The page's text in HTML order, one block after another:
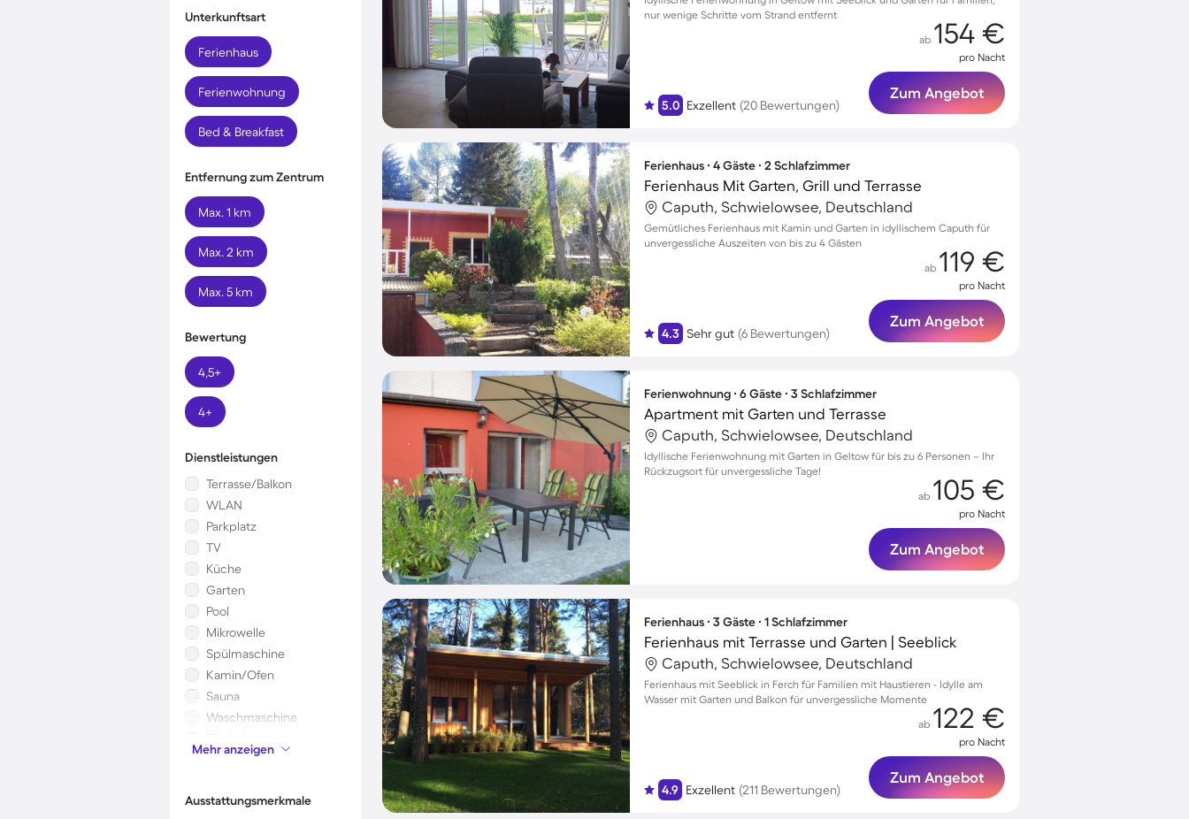
Unterkunftsart
Ferienhaus
Ferienwohnung
Bed & Breakfast
Entfernung zum Zentrum
Max. 1 km
Max. 2 km
Max. 5 km
Bewertung
4,5+
4+
Dienstleistungen
Terrasse/Balkon
WLAN
Parkplatz
TV
Küche
Garten
Pool
Mikrowelle
Spülmaschine
Kamin/Ofen
Sauna
Waschmaschine
Kinderbett
Klimaanlage
Mehr anzeigen
Ausstattungsmerkmale
nur wenige Schritte vom Strand entfernt
5.0 Exzellent (20 Bewertungen)
ab 154 €
pro Nacht
Zum Angebot
Ferienhaus ∙ 4 Gäste ∙ 2 Schlafzimmer
Ferienhaus Mit Garten, Grill und Terrasse
Caputh, Schwielowsee, Deutschland
Gemütliches Ferienhaus mit Kamin und Garten in idyllischem Caputh für
unvergessliche Auszeiten von bis zu 4 Gästen
4.3 Sehr gut (6 Bewertungen)
ab 119 €
pro Nacht
Zum Angebot
Ferienwohnung ∙ 6 Gäste ∙ 3 Schlafzimmer
Apartment mit Garten und Terrasse
Caputh, Schwielowsee, Deutschland
Idyllische Ferienwohnung mit Garten in Geltow für bis zu 6 Personen – Ihr
Rückzugsort für unvergessliche Tage!
ab 105 €
pro Nacht
Zum Angebot
Ferienhaus ∙ 3 Gäste ∙ 1 Schlafzimmer
Ferienhaus mit Terrasse und Garten | Seeblick
Caputh, Schwielowsee, Deutschland
Ferienhaus mit Seeblick in Ferch für Familien mit Haustieren - Idylle am
Wasser mit Garten und Balkon für unvergessliche Momente
4.9 Exzellent (211 Bewertungen)
ab 122 €
pro Nacht
Zum Angebot